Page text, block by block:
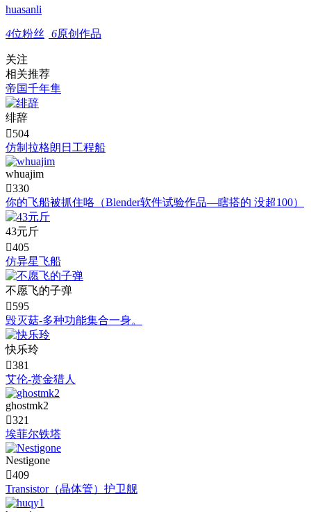
huasanli
4位粉丝 6原创作品
关注
相关推荐
帝国千年隼
绯辞
504
仿制拉格朗日工程船
whuajim
330
你的飞船被抓住咯（Blender软件试验作品—瞎搭的 没超100）
43元斤
405
仿异星飞船
不愿飞的子弹
595
毁灭菇-多种功能集合一身。
快乐玲
381
艾伦-赏金猎人
ghostmk2
321
埃菲尔铁塔
Nestigone
409
Transistor（晶体管）护卫舰